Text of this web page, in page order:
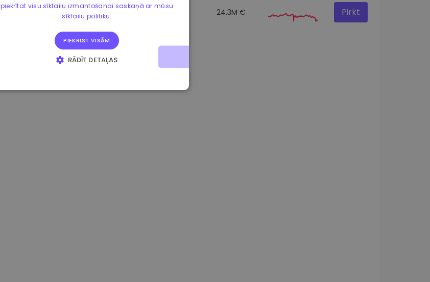
-3.00% 24.3M € Pirkt
piekrītat visu sīkfailu izmantošanai saskaņā ar mūsu
sīkfailu politiku.
PIEKRIST VISĀM
RĀDĪT DETAĻAS